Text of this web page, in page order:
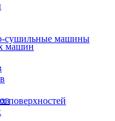
сушильные машины
поверхностей
машин